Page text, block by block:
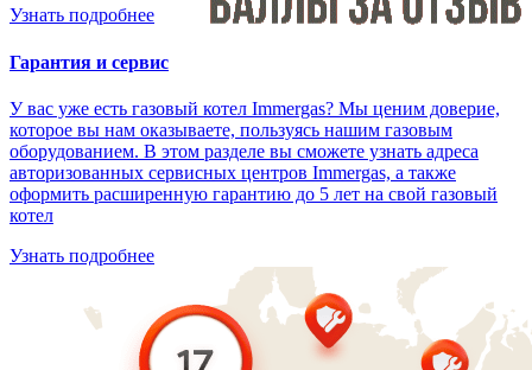
Узнать подробнее
Гарантия и сервис
У вас уже есть газовый котел Immergas? Мы ценим доверие,
которое вы нам оказываете, пользуясь нашим газовым
оборудованием. В этом разделе вы сможете узнать адреса
авторизованных сервисных центров Immergas, а также
оформить расширенную гарантию до 5 лет на свой газовый
котел
Узнать подробнее